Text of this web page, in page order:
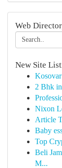
Web
New Site
2 Bhk
Nixon
Article
Baby
Top
Beli
M...